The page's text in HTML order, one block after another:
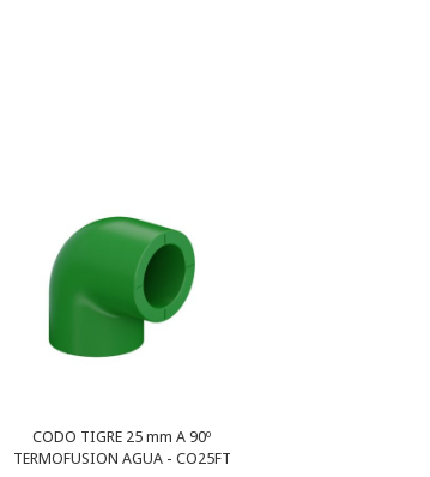
CODO TIGRE 25 mm A 90º
TERMOFUSION AGUA - CO25FT